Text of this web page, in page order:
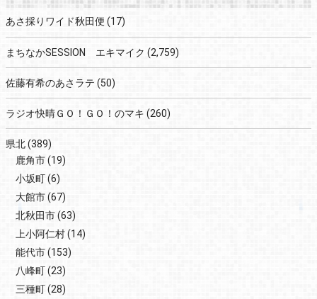
あさ採りワイド秋田便 (17)
まちなかSESSION エキマイク (2,759)
佐藤有希のあさラテ (50)
ラジオ快晴ＧＯ！ＧＯ！のマキ (260)
県北(389)
鹿角市(19)
小坂町(6)
大館市(67)
北秋田市(63)
上小阿仁村(14)
能代市(153)
八峰町(23)
三種町(28)